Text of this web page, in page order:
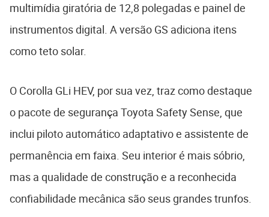
multimídia giratória de 12,8 polegadas e painel de
instrumentos digital. A versão GS adiciona itens
como teto solar.
O Corolla GLi HEV, por sua vez, traz como destaque
o pacote de segurança Toyota Safety Sense, que
inclui piloto automático adaptativo e assistente de
permanência em faixa. Seu interior é mais sóbrio,
mas a qualidade de construção e a reconhecida
confiabilidade mecânica são seus grandes trunfos.